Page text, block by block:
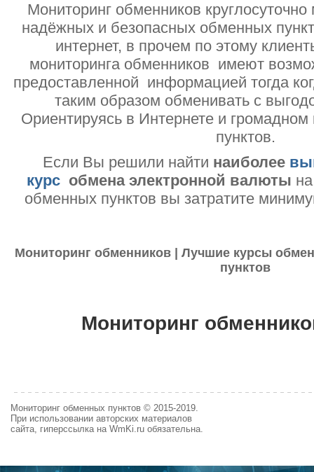
Мониторинг обменников круглосуточно
надёжных и безопасных обменных
интернет, в прочем по этому
мониторинга обменников имеют
предоставленной информацией тогда
таким образом обменивать с
Ориентируясь в Интернете и
пунктов.
Если Вы решили найти наиболее
курс обмена электронной валюты
обменных пунктов вы затратите
Мониторинг обменников | Лучшие курсы
пунктов
Мониторинг
Мониторинг обменных пунктов © 2015-2019.
При использовании авторских материалов
сайта, гиперссылка на WmKi.ru обязательна.